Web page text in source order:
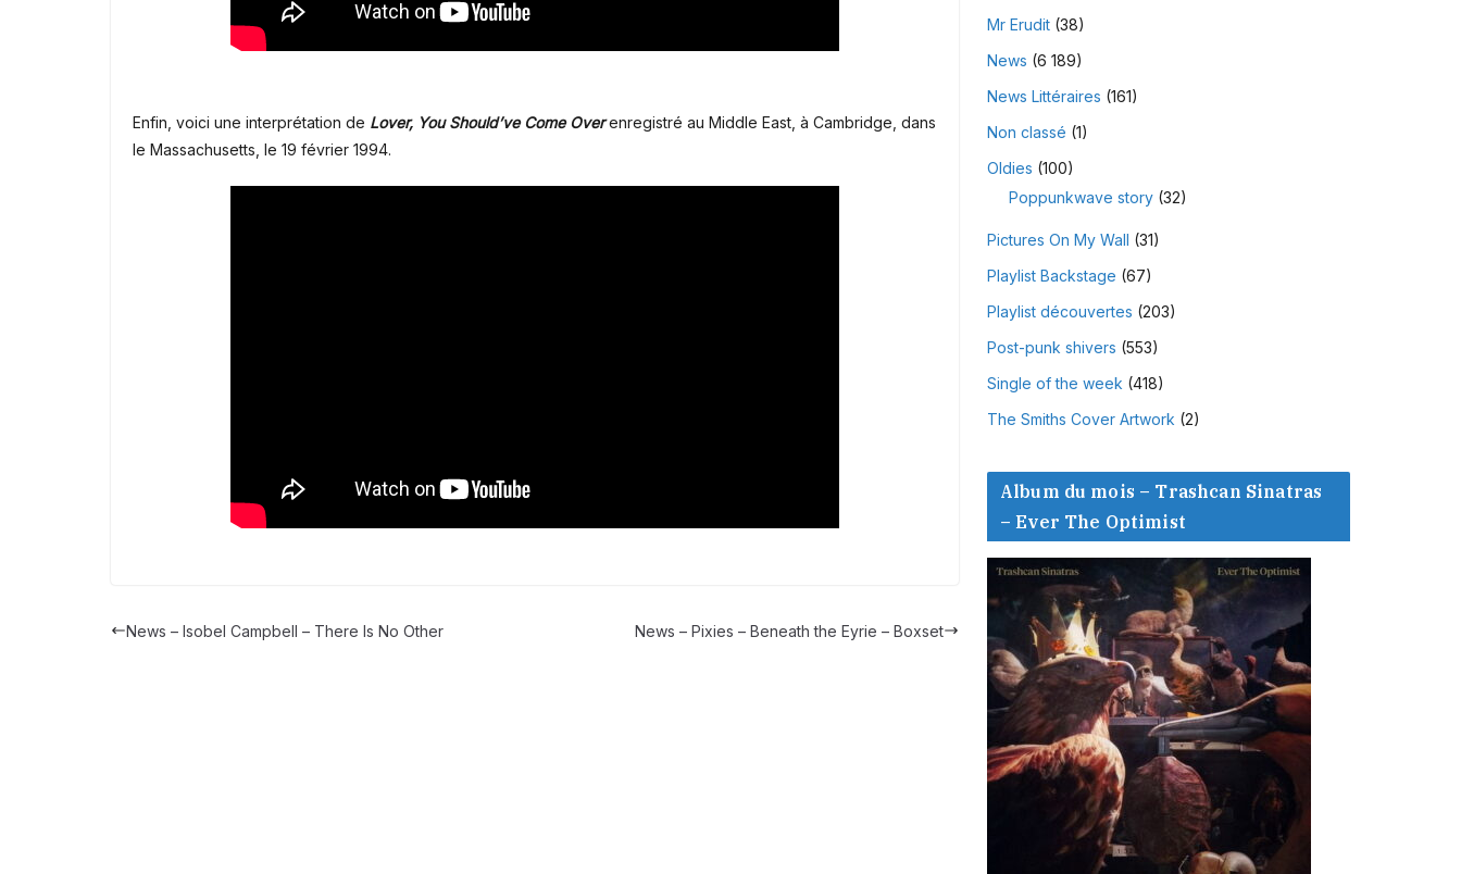
Enfin, voici une interprétation de Lover, You Should’ve Come Overenregistré au Middle East, à Cambridge, dans
le Massachusetts, le 19 février 1994.
News – Isobel Campbell – There Is No Other News – Pixies – Beneath the Eyrie – Boxset
Mr Erudit(38)
News (6 189)
News Littéraires (161)
Non classé (1)
Oldies (100)
Poppunkwave story(32)
Pictures On My Wall (31)
Playlist Backstage (67)
Playlist découvertes (203)
Post-punk shivers (553)
Single of the week (418)
The Smiths Cover Artwork (2)
Album du mois – Trashcan Sinatras
– Ever The Optimist